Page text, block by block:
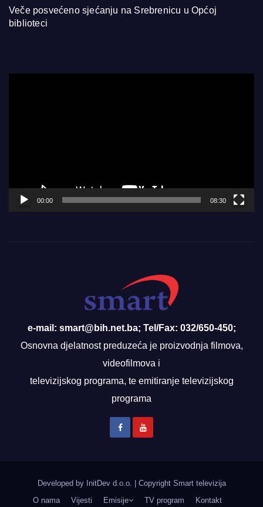
Veče posvećeno sjećanju na Srebrenicu u Općoj
biblioteci
00:00 08:30
e-mail: smart@bih.net.ba; Tel/Fax: 032/650-450;
Osnovna djelatnost preduzeća je proizvodnja filmova,
videofilmova i
televizijskog programa, te emitiranje televizijskog
programa
Developed by InitDev d.o.o.
Copyright Smart televizija
O nama
Vijesti Emisije TV program Kontakt